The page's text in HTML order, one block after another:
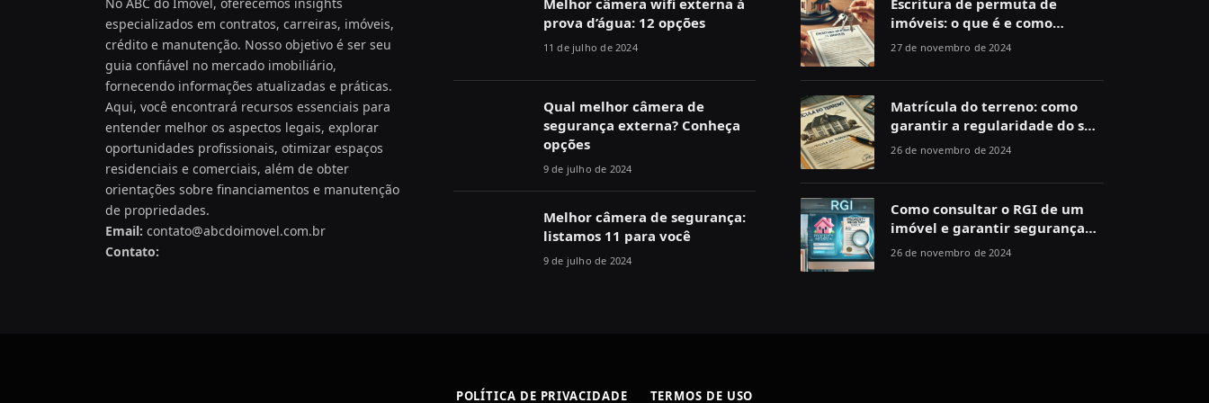
especializados em contratos, carreiras, imóveis,
crédito e manutenção. Nosso objetivo é ser seu
guia confiável no mercado imobiliário,
fornecendo informações atualizadas e práticas.
Aqui, você encontrará recursos essenciais para
entender melhor os aspectos legais, explorar
oportunidades profissionais, otimizar espaços
residenciais e comerciais, além de obter
orientações sobre financiamentos e manutenção
de propriedades.
Email: contato@abcdoimovel.com.br
Contato:
Melhor câmera wifi externa à
prova d’água: 12 opções
11 de julho de 2024
Qual melhor câmera de
segurança externa? Conheça
opções
9 de julho de 2024
Melhor câmera de segurança:
listamos 11 para você
9 de julho de 2024
Escritura de permuta de
imóveis: o que é e como
funciona
27 de novembro de 2024
Matrícula do terreno: como
garantir a regularidade do seu
imóvel
26 de novembro de 2024
Como consultar o RGI de um
imóvel e garantir segurança
jurídica
26 de novembro de 2024
POLÍTICA DE PRIVACIDADE TERMOS DE USO